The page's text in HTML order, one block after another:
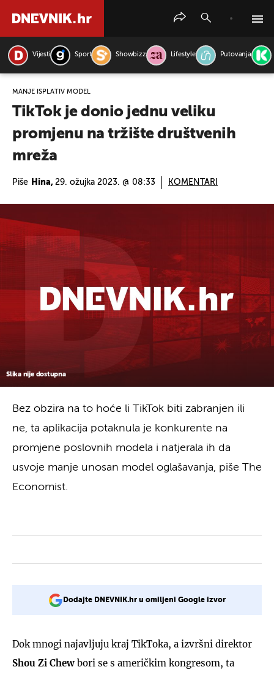
Vijesti Sport Showbizz Lifestyle Putovanja
MANJE ISPLATIV MODEL
TikTok je donio jednu veliku
promjenu na tržište društvenih
mreža
Piše Hina, 29. ožujka 2023. @ 08:33 KOMENTARI
Slika nije dostupna
Bez obzira na to hoće li TikTok biti zabranjen ili
ne, ta aplikacija potaknula je konkurente na
promjene poslovnih modela i natjerala ih da
usvoje manje unosan model oglašavanja, piše The
Economist.
Dodajte DNEVNIK.hr u omiljeni Google izvor
Dok mnogi najavljuju kraj TikToka, a izvršni direktor
Shou Zi Chew bori se s američkim kongresom, ta
PRETRAŽITE VIJESTI